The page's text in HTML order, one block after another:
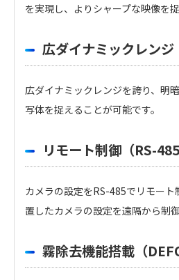
を実現し、よりシャープな映像を
広ダイナミックレンジ
広ダイナミックレンジを誇り、明
写体を捉えることが可能です。
リモート制御（RS-485
カメラの設定をRS-485でリモー
置したカメラの設定を遠隔から制
霧除去機能搭載（